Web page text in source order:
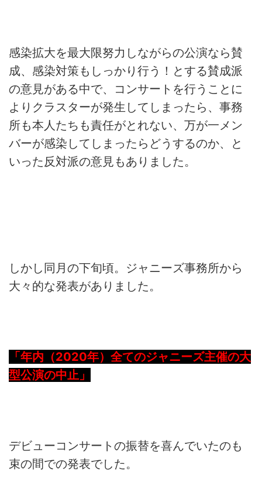
感染拡大を最大限努力しながらの公演なら賛
成、感染対策もしっかり行う！とする賛成派
の意見がある中で、コンサートを行うことに
よりクラスターが発生してしまったら、事務
所も本人たちも責任がとれない、万が一メン
バーが感染してしまったらどうするのか、と
いった反対派の意見もありました。
しかし同月の下旬頃。ジャニーズ事務所から
大々的な発表がありました。
「年内（2020年）全てのジャニーズ主催の大
型公演の中止」
デビューコンサートの振替を喜んでいたのも
束の間での発表でした。